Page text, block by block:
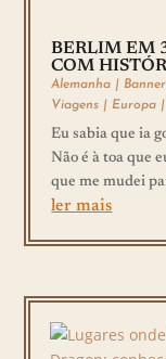
BERLIM EM
COM
Alemanha |
Viagens | Europa |
Eu sabia que ia
Não é à toa que
que me mudei
ler mais